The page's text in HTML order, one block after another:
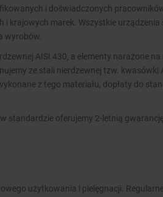
i doświadczonych
krajowych marek. Wszystkie urządzenia
wyrobów.
AISI 430, a elementy narażone na
ze stali nierdzewnej tzw. kwasówki
z tego materiału, dopłaty do
standardzie oferujemy 2-letnią
użytkowania i pielęgnacji.